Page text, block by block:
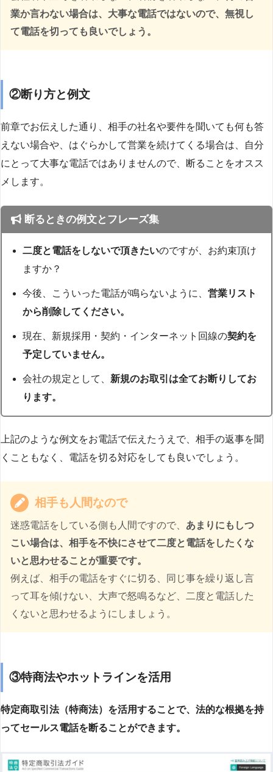
業か言わない場合は、大事な電話ではないので、無視し
て電話を切っても良いでしょう。
②断り方と例文
前章でお伝えした通り、相手の社名や要件を聞いても何も答
えない場合や、はぐらかして営業を続けてくる場合は、自分
にとって大事な電話ではありませんので、断ることをオスス
メします。
断るときの例文とフレーズ集
二度と電話をしないで頂きたいのですが、お約束頂け
ますか？
今後、こういった電話が鳴らないように、営業リスト
から削除してください。
現在、新規採用・契約・インターネット回線の契約を
予定していません。
会社の規定として、 新規のお取引は全てお断りしてお
ります。
上記のような例文をお電話で伝えたうえで、相手の返事を聞
くこともなく、電話を切る対応をしても良いでしょう。
相手も人間なので
迷惑電話をしている側も人間ですので、 あまりにもしつ
こい場合は、相手を不快にさせて二度と電話をしたくな
いと思わせることが重要です。
例えば、相手の電話をすぐに切る、同じ事を繰り返し言
って耳を傾けない、大声で怒鳴るなど、二度と電話した
くないと思わせるようにしましょう。
③特商法やホットラインを活用
特定商取引法（特商法）を活用することで、法的な根拠を持
ってセールス電話を断ることができます。